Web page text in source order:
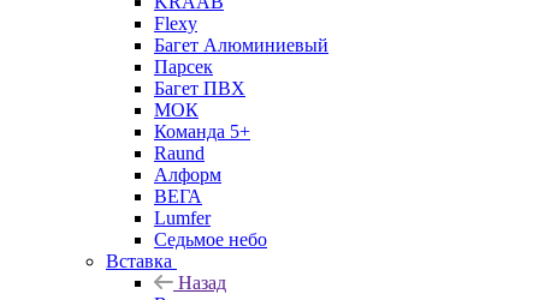
Flexy
Багет Алюминиевый
Парсек
Багет ПВХ
МОК
Команда 5+
Raund
Алформ
ВЕГА
Lumfer
Седьмое небо
Вставка
Назад